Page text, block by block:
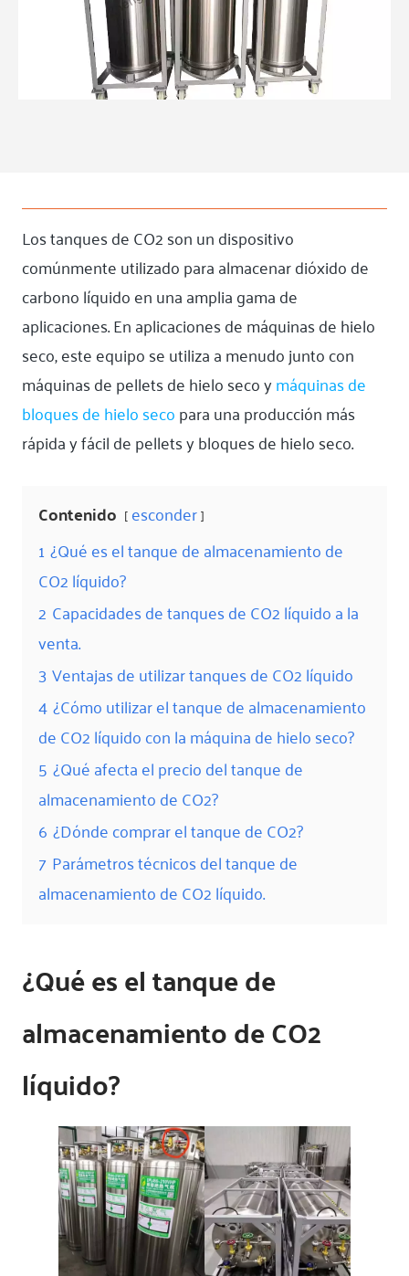
Los tanques de CO2 son un dispositivo
comúnmente utilizado para almacenar dióxido de
carbono líquido en una amplia gama de
aplicaciones. En aplicaciones de máquinas de hielo
seco, este equipo se utiliza a menudo junto con
máquinas de pellets de hielo seco ymáquinas de
bloques de hielo secopara una producción más
rápida y fácil de pellets y bloques de hielo seco.
Contenido esconder
1 ¿Qué es el tanque de almacenamiento de
CO2 líquido?
2 Capacidades de tanques de CO2 líquido a la
venta.
3Ventajas de utilizar tanques de CO2 líquido
4¿Cómo utilizar el tanque de almacenamiento
de CO2 líquido con la máquina de hielo seco?
5 ¿Qué afecta el precio del tanque de
almacenamiento de CO2?
6 ¿Dónde comprar el tanque de CO2?
7 Parámetros técnicos del tanque de
almacenamiento de CO2 líquido.
¿Qué es el tanque de
almacenamiento de CO2
líquido?